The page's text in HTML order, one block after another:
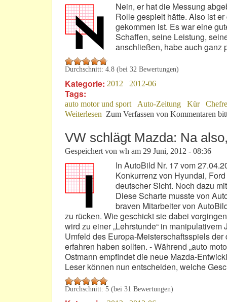
Nein, er hat die Messung
Rolle gespielt hätte. Also ist
gekommen ist. Es war eine
Schaffen, seine Leistung,
anschließen, habe auch ganz
Durchschnitt: 4.8 (bei 32 Bewertungen)
Kategorie: 2012 2012-06
Tags:
auto motor und sport Auto-Zeitung Kür
Weiterlesen über Paul Pietsch: Von Null auf
Zum Verfassen von Kommentaren
VW schlägt Mazda: Na
Gespeichert von wh am 29 Juni, 2012 - 08:36
In AutoBild Nr. 17 vom
Konkurrenz von Hyundai,
deutscher Sicht. Noch dazu
Diese Scharte musste von
braven Mitarbeiter von
zu rücken. Wie geschickt sie dabei
wird zu einer „Lehrstunde“ in
Umfeld des Europa-Meisterschaftsspiels
erfahren haben sollten. - Während „auto
Ostmann empfindet die neue Mazda-
Leser können nun entscheiden, welche
Durchschnitt: 5 (bei 31 Bewertungen)